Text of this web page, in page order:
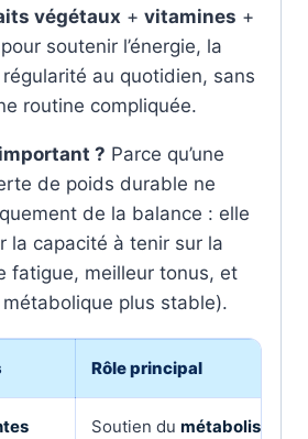
végétaux + vitamines +
pour soutenir l’énergie, la
au quotidien, sans
routine compliquée.
? Parce qu’une
de poids durable ne
de la balance : elle
la capacité à tenir sur la
fatigue, meilleur tonus, et
plus stable).
Rôle principal
Soutien du métabolisme